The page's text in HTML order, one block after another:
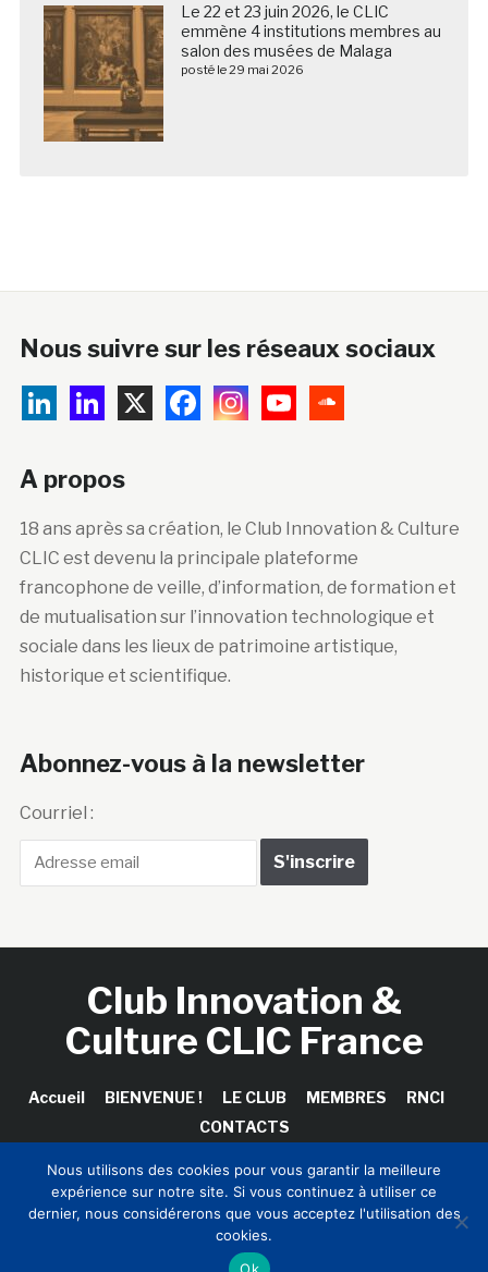
Le 22 et 23 juin 2026, le CLIC
emmène 4 institutions membres au
salon des musées de Malaga
posté le 29 mai 2026
Nous suivre sur les réseaux sociaux
A propos
18 ans après sa création, le Club Innovation & Culture
CLIC est devenu la principale plateforme
francophone de veille, d’information, de formation et
de mutualisation sur l’innovation technologique et
sociale dans les lieux de patrimoine artistique,
historique et scientifique.
Abonnez-vous à la newsletter
Courriel :
Club Innovation &
Culture CLIC France
Accueil BIENVENUE ! LE CLUB MEMBRES
RNCI
CONTACTS
Copyright © 2026 Club Innovation & Culture CLIC France /
Sinapses Conseils
Nous utilisons des cookies pour vous garantir la meilleure
expérience sur notre site. Si vous continuez à utiliser ce
dernier, nous considérerons que vous acceptez l'utilisation des
cookies.
Ok